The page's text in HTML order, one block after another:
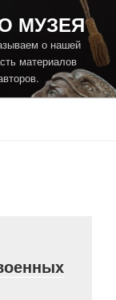
МУЗЕЯ
о нашей
материалов